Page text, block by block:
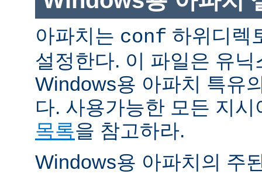
아파치는 conf 하위디렉
설정한다. 이 파일은 유
Windows용 아파치 특유
다. 사용가능한 모든 지
목록을 참고하라.
Windows용 아파치의 주